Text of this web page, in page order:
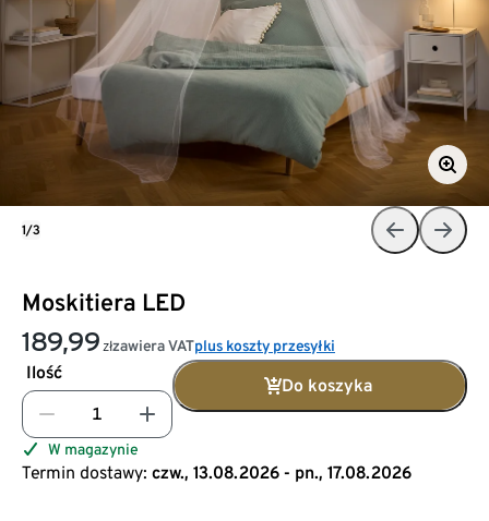
Moskitiera LED
189,99 złzawiera VATplus koszty przesyłki
Ilość
Do koszyka
W magazynie
Termin dostawy: czw., 13.08.2026 - pn., 17.08.2026
1/3